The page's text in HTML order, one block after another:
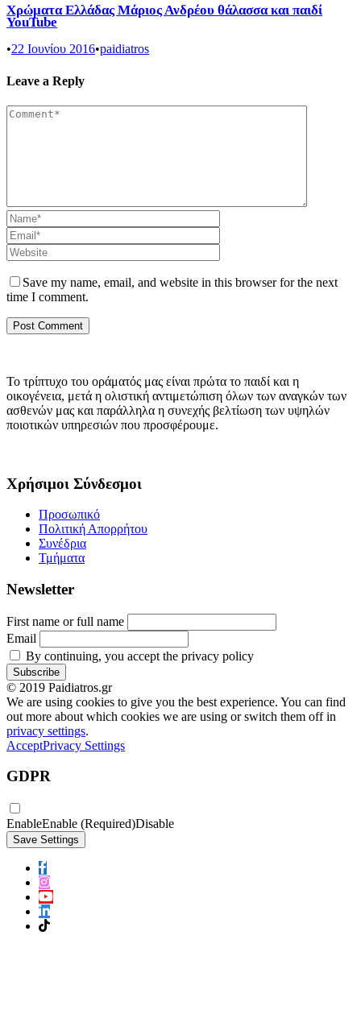
Χρώματα Ελλάδας Μάριος Ανδρέου θάλασσα και παιδί
YouTube
•22 Ιουνίου 2016•paidiatros
Leave a Reply
Save my name, email, and website in this browser for the next
time I comment.
Το τρίπτυχο του οράματός μας είναι πρώτα το παιδί και η
οικογένεια, μετά η ολιστική αντιμετώπιση όλων των αναγκών των
ασθενών μας και παράλληλα η συνεχής βελτίωση των υψηλών
ποιοτικών υπηρεσιών που προσφέρουμε.
Χρήσιμοι Σύνδεσμοι
Προσωπικό
Πολιτική Απορρήτου
Συνέδρια
Τμήματα
Newsletter
First name or full name
Email
By continuing, you accept the privacy policy
© 2019 Paidiatros.gr
We are using cookies to give you the best experience. You can find
out more about which cookies we are using or switch them off in
privacy settings.
AcceptPrivacy Settings
GDPR
EnableEnable (Required)Disable